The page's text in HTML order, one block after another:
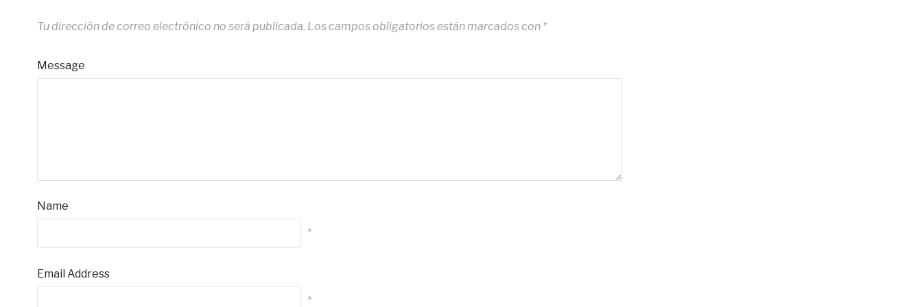
Tu dirección de correo electrónico no será publicada. Los campos obligatorios están marcados con *
Message
Name
*
Email Address
*